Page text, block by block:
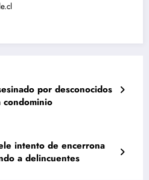
por desconocidos
condominio
intento de encerrona
a delincuentes